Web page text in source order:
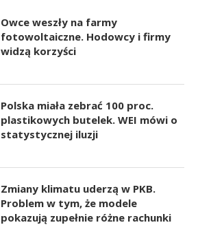
Owce weszły na farmy
fotowoltaiczne. Hodowcy i firmy
widzą korzyści
Polska miała zebrać 100 proc.
plastikowych butelek. WEI mówi o
statystycznej iluzji
Zmiany klimatu uderzą w PKB.
Problem w tym, że modele
pokazują zupełnie różne rachunki